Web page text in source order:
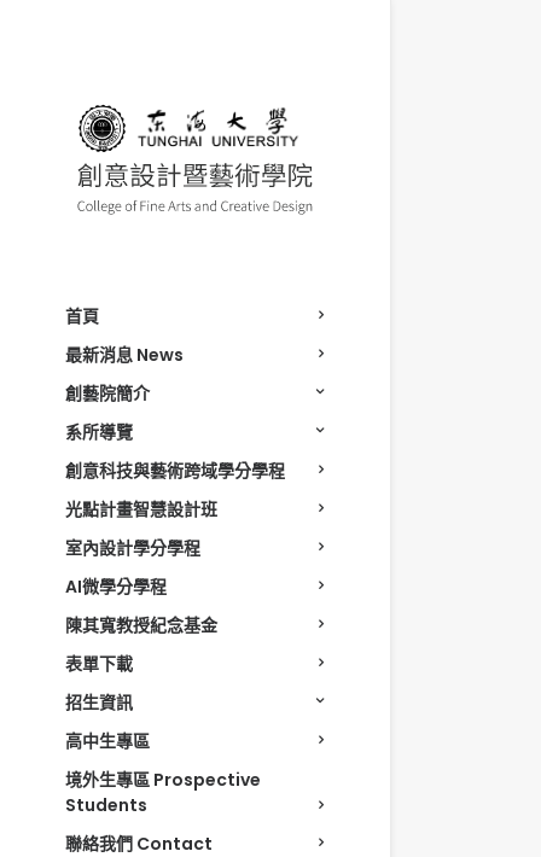
首頁
最新消息 News
創藝院簡介
系所導覽
創意科技與藝術跨域學分學程
光點計畫智慧設計班
室內設計學分學程
AI微學分學程
陳其寬教授紀念基金
表單下載
招生資訊
高中生專區
境外生專區 Prospective
Students
聯絡我們 Contact